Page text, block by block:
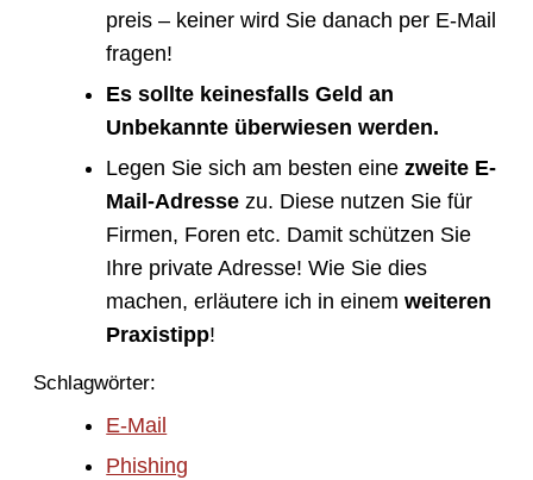
preis – keiner wird Sie danach per E-Mail
fragen!
Es sollte keinesfalls Geld an
Unbekannte überwiesen werden.
Legen Sie sich am besten eine zweite E-
Mail-Adresse zu. Diese nutzen Sie für
Firmen, Foren etc. Damit schützen Sie
Ihre private Adresse! Wie Sie dies
machen, erläutere ich in einemweiteren
Praxistipp!
Schlagwörter:
E-Mail
Phishing